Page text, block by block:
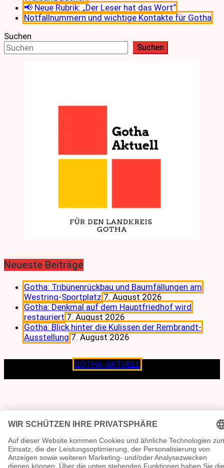
📢 Neue Rubrik: „Der Leser hat das Wort“
Notfallnummern und wichtige Kontakte für Gotha
Suchen
Suchen
Neueste Beiträge
Gotha: Tribünenrückbau und Baumfällungen am
Westring-Sportplatz 7. August 2026
Gotha: Denkmal auf dem Hauptfriedhof wird
restauriert 7. August 2026
Gotha: Blick hinter die Kulissen der Rembrandt-
Ausstellung 7. August 2026
GOTHA-AKTUELL
Lokalen verpflichtet.